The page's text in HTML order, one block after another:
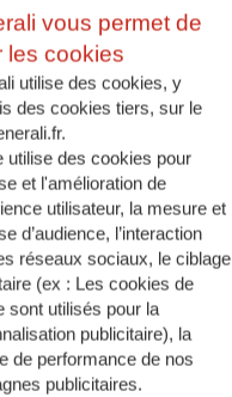
CAPITALISATION
GENERALI PLATINIUM
GENERALI PLATINIUM CAPI
vous permet de
les cookies
utilise des cookies, y
des cookies tiers, sur le
utilise des cookies pour
et l'amélioration de
utilisateur, la mesure et
d’audience, l’interaction
réseaux sociaux, le ciblage
(ex : Les cookies de
sont utilisés pour la
publicitaire), la
de performance de nos
publicitaires.